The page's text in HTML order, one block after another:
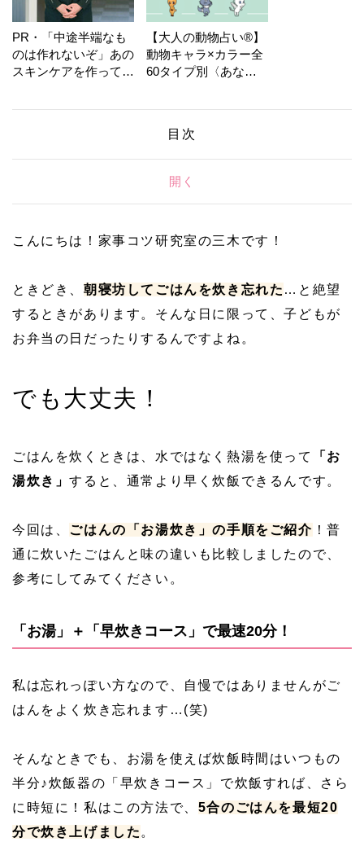
PR・「中途半端なも
のは作れないぞ」あの
スキンケアを作ってい
【大人の動物占い®】
動物キャラ×カラー全
60タイプ別〈あなた
目次
開く
こんにちは！家事コツ研究室の三木です！
ときどき、 朝寝坊してごはんを炊き忘れた …と絶望
するときがあります。そんな日に限って、子どもが
お弁当の日だったりするんですよね。
でも大丈夫！
ごはんを炊くときは、水ではなく熱湯を使って
「お
湯炊き」すると、通常より早く炊飯できるんです。
今回は、 ごはんの「お湯炊き」の手順をご紹介 ！普
通に炊いたごはんと味の違いも比較しましたので、
参考にしてみてください。
「お湯」＋「早炊きコース」で最速20分！
私は忘れっぽい方なので、自慢ではありませんがご
はんをよく炊き忘れます…(笑)
そんなときでも、お湯を使えば炊飯時間はいつもの
半分♪炊飯器の「早炊きコース」で炊飯すれば、さら
に時短に！私はこの方法で、 5合のごはんを最短20
分で炊き上げました 。